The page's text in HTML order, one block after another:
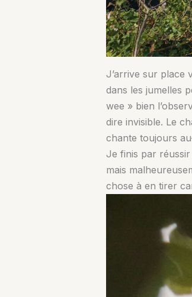
J’arrive sur place
dans les jumelles
wee » bien
dire invisible. Le
chante toujours
Je finis par réussir
mais
chose à en tirer